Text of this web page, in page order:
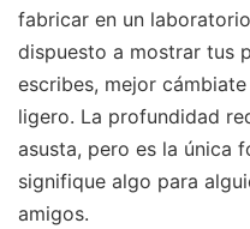
fabricar en un
dispuesto a mostrar tus
escribes, mejor
ligero. La profundidad
asusta, pero es la única
signifique algo para
amigos.